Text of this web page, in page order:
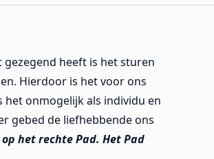
gezegend heeft is het sturen
Hierdoor is het voor ons
het onmogelijk als individu en
gebed de liefhebbende ons
het rechte Pad. Het Pad